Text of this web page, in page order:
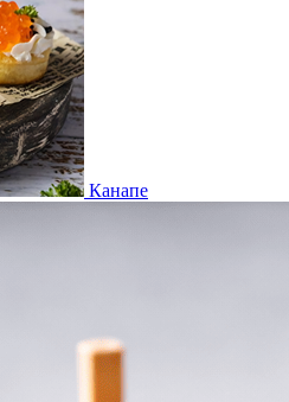
Канапе